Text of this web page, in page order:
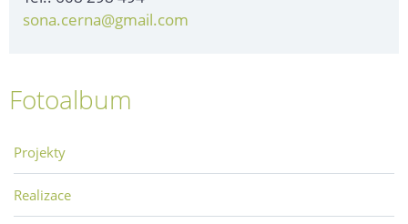
sona.cerna@gmail.com
Fotoalbum
Projekty
Realizace